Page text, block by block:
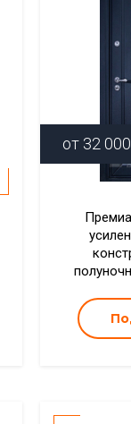
от 32 000